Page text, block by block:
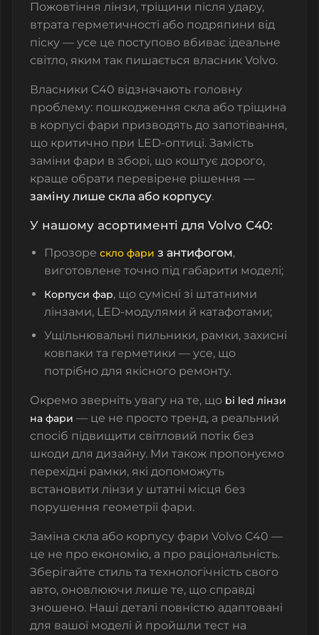
Пожовтіння лінзи, тріщини після удару,
втрата герметичності або подряпини від
піску — усе це поступово вбиває ідеальне
світло, яким так пишається власник Volvo.
Власники C40 відзначають головну
проблему: пошкодження скла або тріщина
в корпусі фари призводять до запотівання,
що критично при LED-оптиці. Замість
заміни фари в зборі, що коштує дорого,
краще обрати перевірене рішення —
заміну лише скла або корпусу.
У нашому асортименті для Volvo C40:
Прозоре скло фари з антифогом,
виготовлене точно під габарити моделі;
Корпуси фар, що сумісні зі штатними
лінзами, LED-модулями й катафотами;
Ущільнювальні пильники, рамки, захисні
ковпаки та герметики — усе, що
потрібно для якісного ремонту.
Окремо зверніть увагу на те, що bi led лінзи
на фари — це не просто тренд, а реальний
спосіб підвищити світловий потік без
шкоди для дизайну. Ми також пропонуємо
перехідні рамки, які допоможуть
встановити лінзи у штатні місця без
порушення геометрії фари.
Заміна скла або корпусу фари Volvo C40 —
це не про економію, а про раціональність.
Зберігайте стиль та технологічність свого
авто, оновлюючи лише те, що справді
зношено. Наші деталі повністю адаптовані
для вашої моделі й пройшли тест на